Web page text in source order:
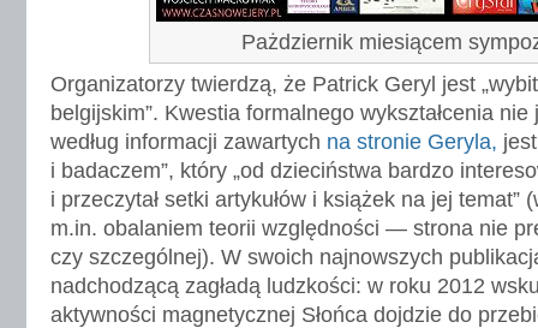
Pażdziernik miesiącem
Organizatorzy twierdzą, że Patrick Geryl jest
belgijskim”. Kwestia formalnego wykształcenia
według informacji zawartych na stronie Geryla,
i badaczem”, który „od dzieciństwa bardzo
i przeczytał setki artykułów i książek na jej temat”
m.in. obalaniem teorii względności — strona nie
czy szczególnej). W swoich najnowszych
nadchodzącą zagładą ludzkości: w roku 2012
aktywności magnetycznej Słońca dojdzie do